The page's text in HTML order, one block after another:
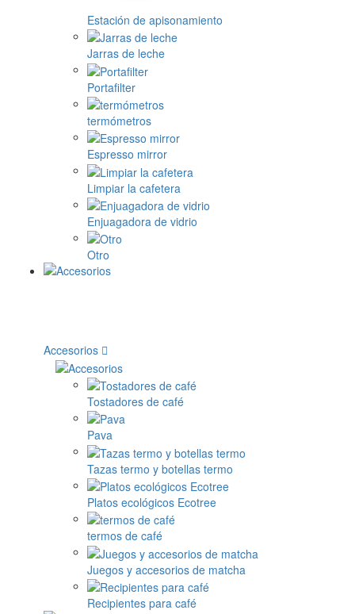
Estación de apisonamiento
Jarras de leche
Portafilter
termómetros
Espresso mirror
Limpiar la cafetera
Enjuagadora de vidrio
Otro
Accesorios
Tostadores de café
Pava
Tazas termo y botellas termo
Platos ecológicos Ecotree
termos de café
Juegos y accesorios de matcha
Recipientes para café